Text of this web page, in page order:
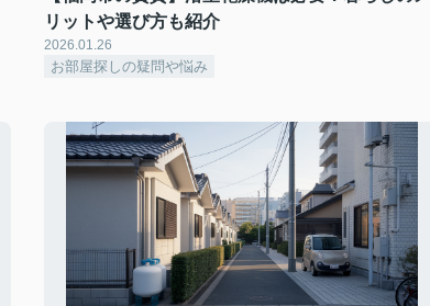
リットや選び方も紹介
2026.01.26
お部屋探しの疑問や悩み